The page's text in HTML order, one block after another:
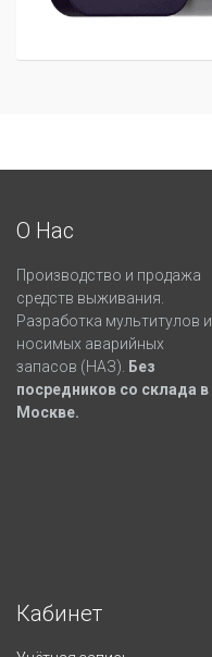
О Нас
Производство и продажа
средств выживания.
Разработка мультитулов и
носимых аварийных
запасов (НАЗ).
Без
посредников со склада в
Москве.
Кабинет